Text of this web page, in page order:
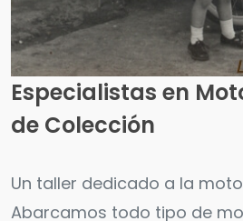
Especialistas en
de Colección
Un taller dedicado a la
Abarcamos todo tipo de